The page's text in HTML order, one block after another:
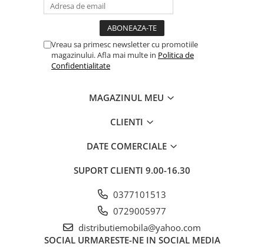
Vreau sa primesc newsletter cu promotiile
magazinului. Afla mai multe in Politica de
Confidentialitate
MAGAZINUL MEU
CLIENTI
DATE COMERCIALE
SUPORT CLIENTI 9.00-16.30
0377101513
0729005977
distributiemobila@yahoo.com
SOCIAL URMARESTE-NE IN SOCIAL MEDIA